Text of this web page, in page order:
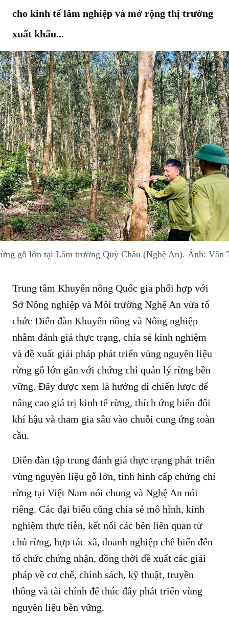
cho kinh tế lâm nghiệp và mở rộng thị trường
xuất khẩu...
gỗ lớn tại Lâm trường Quỳ Châu (Nghệ An). Ảnh: Văn
Trung tâm Khuyến nông Quốc gia phối hợp với
Sở Nông nghiệp và Môi trường Nghệ An vừa tổ
chức Diễn đàn Khuyến nông và Nông nghiệp
nhằm đánh giá thực trạng, chia sẻ kinh nghiệm
và đề xuất giải pháp phát triển vùng nguyên liệu
rừng gỗ lớn gắn với chứng chỉ quản lý rừng bền
vững. Đây được xem là hướng đi chiến lược để
nâng cao giá trị kinh tế rừng, thích ứng biến đổi
khí hậu và tham gia sâu vào chuỗi cung ứng toàn
cầu.
Diễn đàn tập trung đánh giá thực trạng phát triển
vùng nguyên liệu gỗ lớn, tình hình cấp chứng chỉ
rừng tại Việt Nam nói chung và Nghệ An nói
riêng. Các đại biểu cũng chia sẻ mô hình, kinh
nghiệm thực tiễn, kết nối các bên liên quan từ
chủ rừng, hợp tác xã, doanh nghiệp chế biến đến
tổ chức chứng nhận, đồng thời đề xuất các giải
pháp về cơ chế, chính sách, kỹ thuật, truyền
thông và tài chính để thúc đẩy phát triển vùng
nguyên liệu bền vững.